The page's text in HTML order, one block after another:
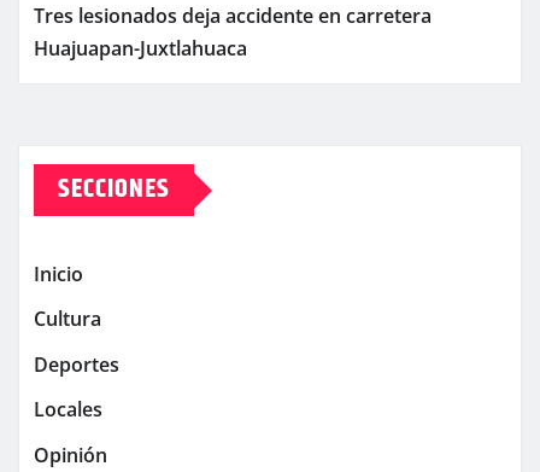
Tres lesionados deja accidente en carretera
Huajuapan-Juxtlahuaca
SECCIONES
Inicio
Cultura
Deportes
Locales
Opinión